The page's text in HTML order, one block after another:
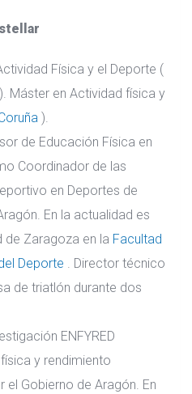
Física y el Deporte (
). Máster en Actividad física y
).
de Educación Física en
Coordinador de las
en Deportes de
En la actualidad es
de Zaragoza en la Facultad
Deporte . Director técnico
de triatlón durante dos
ENFYRED
y rendimiento
Gobierno de Aragón. En